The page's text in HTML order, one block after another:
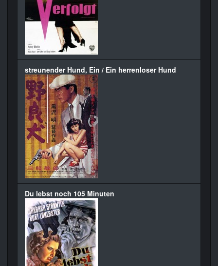
streunender Hund, Ein / Ein herrenloser Hund
Du lebst noch 105 Minuten